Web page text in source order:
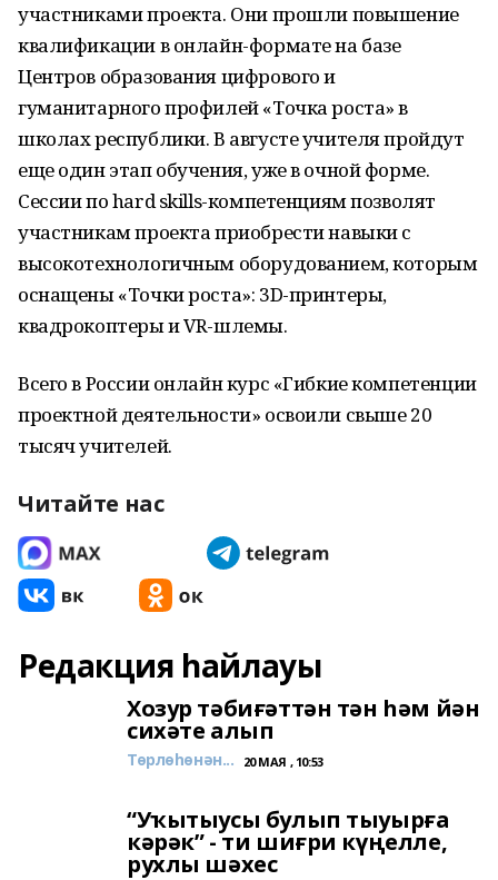
участниками проекта. Они прошли повышение
квалификации в онлайн-формате на базе
Центров образования цифрового и
гуманитарного профилей «Точка роста» в
школах республики. В августе учителя пройдут
еще один этап обучения, уже в очной форме.
Сессии по hard skills-компетенциям позволят
участникам проекта приобрести навыки с
высокотехнологичным оборудованием, которым
оснащены «Точки роста»: 3D-принтеры,
квадрокоптеры и VR-шлемы.
Всего в России онлайн курс «Гибкие компетенции
проектной деятельности» освоили свыше 20
тысяч учителей.
Читайте нас
Редакция һайлауы
Хозур тәбиғәттән тән һәм йән
сихәте алып
Төрлөһөнән... 20 МАЯ , 10:53
“Уҡытыусы булып тыуырға
кәрәк” - ти шиғри күңелле,
рухлы шәхес